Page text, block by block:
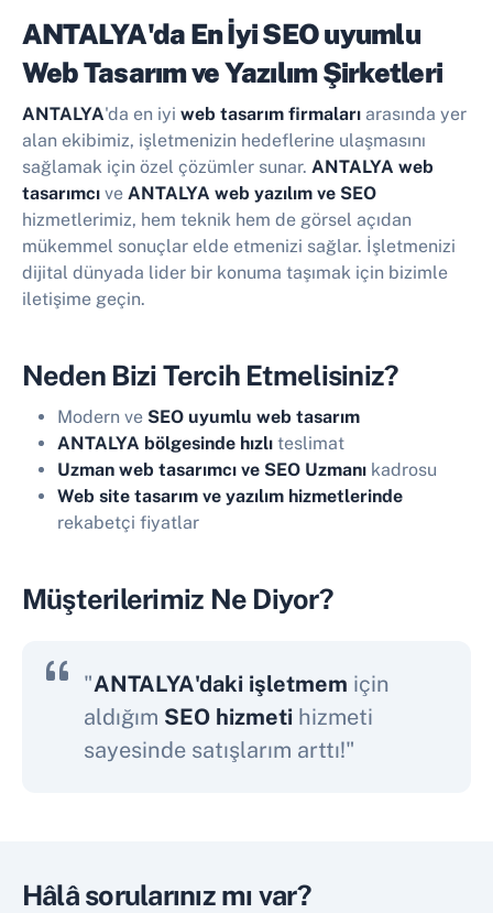
ANTALYA'da En İyiSEO uyumlu
Web Tasarım ve Yazılım Şirketleri
ANTALYA'da en iyi web tasarım firmaları arasında yer
alan ekibimiz, işletmenizin hedeflerine ulaşmasını
sağlamak için özel çözümler sunar. ANTALYA web
tasarımcı ve ANTALYA web yazılım ve SEO
hizmetlerimiz, hem teknik hem de görsel açıdan
mükemmel sonuçlar elde etmenizi sağlar. İşletmenizi
dijital dünyada lider bir konuma taşımak için bizimle
iletişime geçin.
Neden Bizi Tercih Etmelisiniz?
Modern ve SEO uyumlu web tasarım
ANTALYA bölgesinde hızlı teslimat
Uzman web tasarımcı ve SEO Uzmanı kadrosu
Web site tasarım ve yazılım hizmetlerinde
rekabetçi fiyatlar
Müşterilerimiz Ne Diyor?
"ANTALYA'daki işletmem için
aldığım SEO hizmeti hizmeti
sayesinde satışlarım arttı!"
Hâlâ sorularınız mı var?